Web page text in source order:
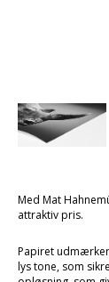
Med Mat
attraktiv pris.
Papiret
lys tone, som